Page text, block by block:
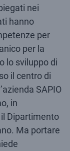
nei
hanno
per
per la
lo sviluppo di
il centro di
SAPIO
in
Dipartimento
Ma portare